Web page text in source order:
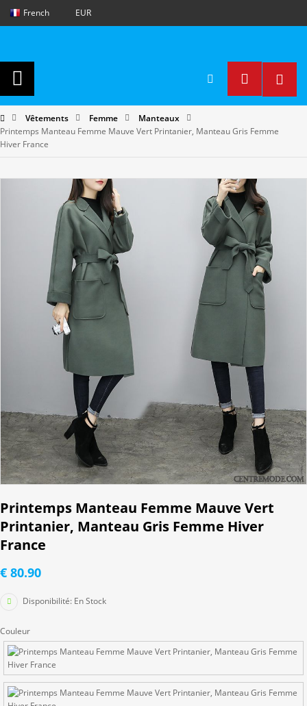
French EUR
Vêtements Femme
Manteaux
Printemps Manteau Femme Mauve Vert Printanier, Manteau Gris Femme
Hiver France
Printemps Manteau Femme Mauve Vert
Printanier, Manteau Gris Femme Hiver
France
€ 80.90
Disponibilité: En Stock
Couleur